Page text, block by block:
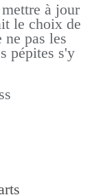
à jour
le choix de
pas les
pépites s'y